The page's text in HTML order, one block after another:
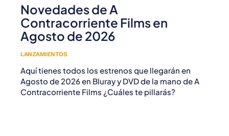
Novedades de A
Contracorriente Films en
Agosto de 2026
LANZAMIENTOS
Aquí tienes todos los estrenos que llegarán en
Agosto de 2026 en Bluray y DVD de la mano de A
Contracorriente Films ¿Cuáles te pillarás?